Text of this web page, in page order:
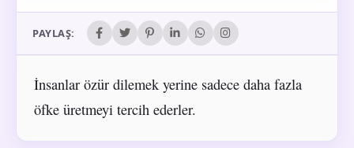
PAYLAŞ:
İnsanlar özür dilemek yerine sadece daha fazla
öfke üretmeyi tercih ederler.